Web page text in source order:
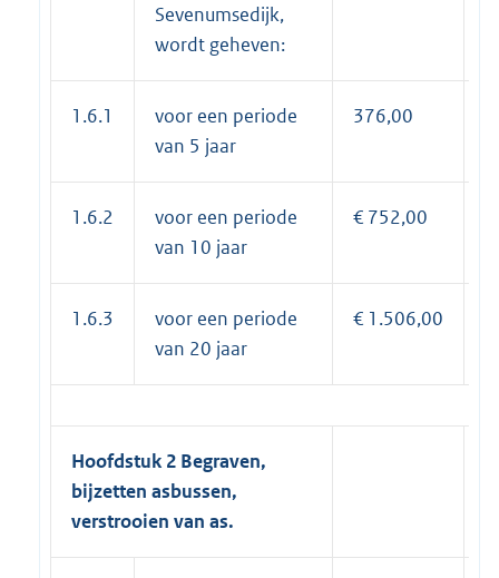
Sevenumsedijk,
wordt geheven:
1.6.1
voor een periode
van 5 jaar
376,00
1.6.2
voor een periode
van 10 jaar
€ 752,00
1.6.3
voor een periode
van 20 jaar
€ 1.506,00
Hoofdstuk 2 Begraven,
bijzetten asbussen,
verstrooien van as.